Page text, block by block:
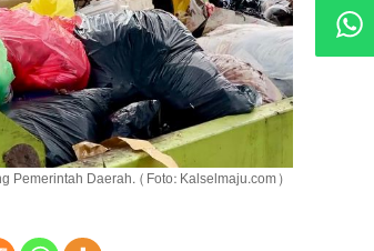
Pemerintah Daerah. (Foto: Kalselmaju.com)